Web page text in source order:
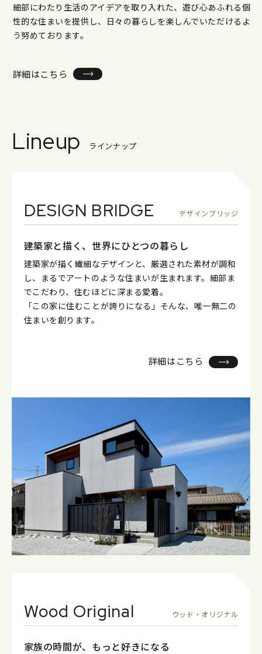
細部にわたり生活のアイデアを取り入れた、遊び心あふれる個
性的な住まいを提供し、日々の暮らしを楽しんでいただけるよ
う努めております。
詳細はこちら
Lineup ラインナップ
DESIGN BRIDGE デザインブリッジ
建築家と描く、世界にひとつの暮らし
建築家が描く繊細なデザインと、厳選された素材が調和
し、まるでアートのような住まいが生まれます。細部ま
でこだわり、住むほどに深まる愛着。
「この家に住むことが誇りになる」そんな、唯一無二の
住まいを創ります。
詳細はこちら
Wood Original ウッド・オリジナル
家族の時間が、もっと好きになる